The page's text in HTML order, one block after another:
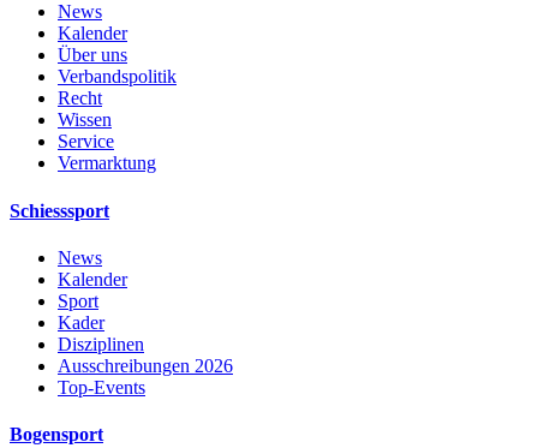
News
Kalender
Über uns
Verbandspolitik
Recht
Wissen
Service
Vermarktung
Schiesssport
News
Kalender
Sport
Kader
Disziplinen
Ausschreibungen 2026
Top-Events
Bogensport